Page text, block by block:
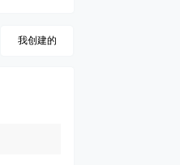
我创建的